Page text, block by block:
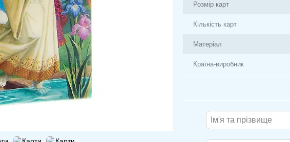
Розмір карт
Кількість карт
Матеріал
Країна-виробник